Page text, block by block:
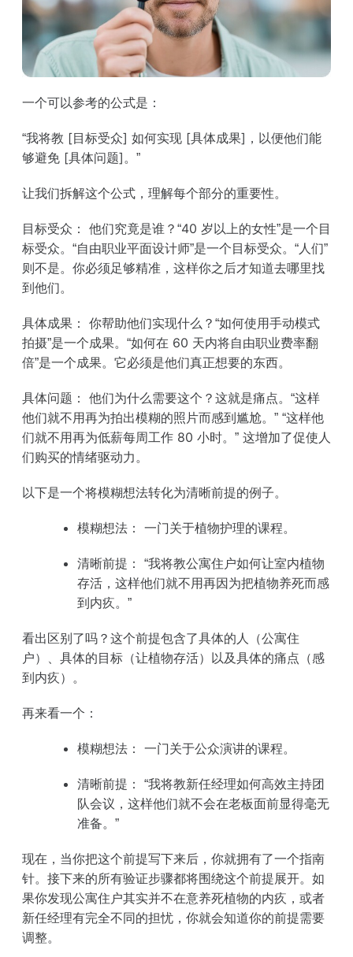
一个可以参考的公式是：
“我将教 [目标受众] 如何实现 [具体成果]，以便他们能
够避免 [具体问题]。”
让我们拆解这个公式，理解每个部分的重要性。
目标受众： 他们究竟是谁？“40 岁以上的女性”是一个目
标受众。“自由职业平面设计师”是一个目标受众。“人们”
则不是。你必须足够精准，这样你之后才知道去哪里找
到他们。
具体成果： 你帮助他们实现什么？“如何使用手动模式
拍摄”是一个成果。“如何在 60 天内将自由职业费率翻
倍”是一个成果。它必须是他们真正想要的东西。
具体问题： 他们为什么需要这个？这就是痛点。“这样
他们就不用再为拍出模糊的照片而感到尴尬。” “这样他
们就不用再为低薪每周工作 80 小时。” 这增加了促使人
们购买的情绪驱动力。
以下是一个将模糊想法转化为清晰前提的例子。
模糊想法： 一门关于植物护理的课程。
清晰前提： “我将教公寓住户如何让室内植物
存活，这样他们就不用再因为把植物养死而感
到内疚。”
看出区别了吗？这个前提包含了具体的人（公寓住
户）、具体的目标（让植物存活）以及具体的痛点（感
到内疚）。
再来看一个：
模糊想法： 一门关于公众演讲的课程。
清晰前提： “我将教新任经理如何高效主持团
队会议，这样他们就不会在老板面前显得毫无
准备。”
现在，当你把这个前提写下来后，你就拥有了一个指南
针。接下来的所有验证步骤都将围绕这个前提展开。如
果你发现公寓住户其实并不在意养死植物的内疚，或者
新任经理有完全不同的担忧，你就会知道你的前提需要
调整。